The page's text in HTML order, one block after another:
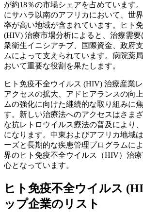
が約18％の市場シェアを占めています
にサハラ以南のアフリカにおいて、世
率が高い地域が含まれています。ヒト
(HIV) 治療市場分析によると、治療需
衆衛生イニシアチブ、国際資金、政府
ムによって支えられています。病院薬
おいて重要な役割を果たします。
ヒト免疫不全ウイルス (HIV) 治療産業
アクセスの拡大、アドヒアランスの向
ムの強化に向けた継続的な取り組みに
す。新しい治療法へのアクセスはさま
な抗レトロウイルス療法の普及により
になります。中東およびアフリカ地域
ーズと長期的な疾患管理プログラムに
界のヒト免疫不全ウイルス（HIV）治
心となっています。
ヒト免疫不全ウイルス
ップ企業のリスト